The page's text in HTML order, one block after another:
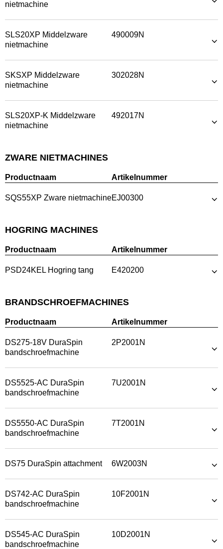
nietmachine
SLS20XP Middelzware
nietmachine
490009N
SKSXP Middelzware
nietmachine
302028N
SLS20XP-K Middelzware
nietmachine
492017N
ZWARE NIETMACHINES
Productnaam Artikelnummer
SQS55XP Zware nietmachineEJ00300
HOGRING MACHINES
Productnaam Artikelnummer
PSD24KEL Hogring tang E420200
BRANDSCHROEFMACHINES
Productnaam Artikelnummer
DS275-18V DuraSpin
bandschroefmachine
2P2001N
DS5525-AC DuraSpin
bandschroefmachine
7U2001N
DS5550-AC DuraSpin
bandschroefmachine
7T2001N
DS75 DuraSpin attachment 6W2003N
DS742-AC DuraSpin
bandschroefmachine
10F2001N
DS545-AC DuraSpin
bandschroefmachine
10D2001N